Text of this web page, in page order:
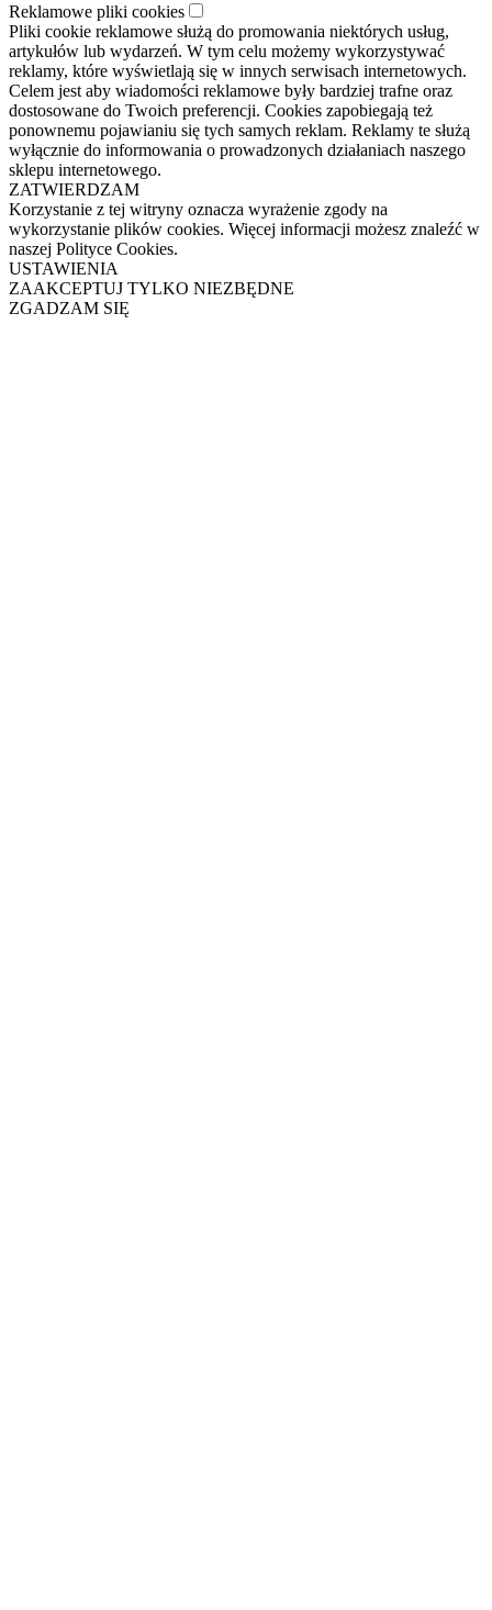
Reklamowe pliki cookies
Pliki cookie reklamowe służą do promowania niektórych usług,
artykułów lub wydarzeń. W tym celu możemy wykorzystywać
reklamy, które wyświetlają się w innych serwisach internetowych.
Celem jest aby wiadomości reklamowe były bardziej trafne oraz
dostosowane do Twoich preferencji. Cookies zapobiegają też
ponownemu pojawianiu się tych samych reklam. Reklamy te służą
wyłącznie do informowania o prowadzonych działaniach naszego
sklepu internetowego.
ZATWIERDZAM
Korzystanie z tej witryny oznacza wyrażenie zgody na
wykorzystanie plików cookies. Więcej informacji możesz znaleźć w
naszej Polityce Cookies.
USTAWIENIA
ZAAKCEPTUJ TYLKO NIEZBĘDNE
ZGADZAM SIĘ